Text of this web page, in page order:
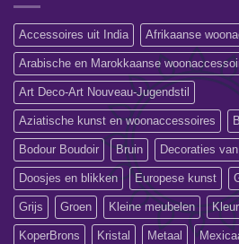
Accessoires uit India Afrikaanse
Arabische en Marokkaanse
Art Deco-Art Nouveau-Jugendstil
Aziatische kunst en woonaccessoires
Bodour Boudoir Bruin Decoraties
Doosjes en blikken Europese kunst
Grijs Groen Kleine meubelen
KoperBrons Kristal Metaal